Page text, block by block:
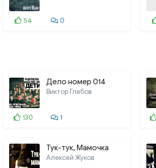
54 0
Дело номер 014
Виктор Глебов
130 1
Тук-тук, Мамочка
Алексей Жуков